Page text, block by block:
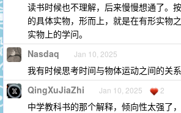
读书时候也不理解，后来慢慢想通了。
的具体实物，形而上，就是在有形实物
实物上的学问。
Nasdaq Jan 10, 2025
我有时候思考时间与物体运动之间的关
QingXuJiaZhi Jan 10, 2025 2
中学教科书的那个解释，倾向性太强了